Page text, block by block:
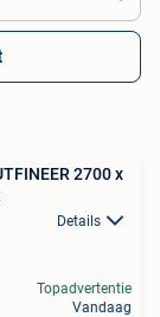
2700 x
Details
Topadvertentie
Vandaag